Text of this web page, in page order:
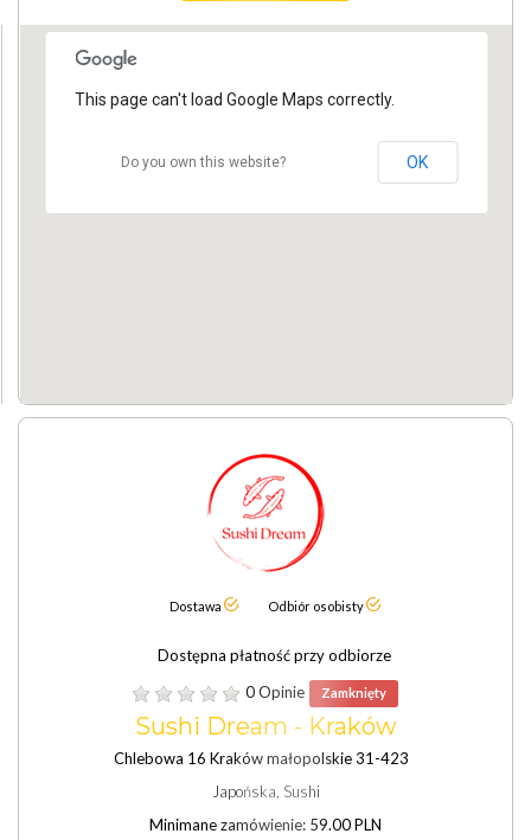
This page can't load Google Maps correctly.
Do you own this website? OK
Dostawa Odbiór osobisty
Dostępna płatność przy odbiorze
0 Opinie
Zamknięty
Sushi Dream - Kraków
Chlebowa 16 Kraków małopolskie 31-423
Japońska, Sushi
Minimane zamówienie: 59.00 PLN